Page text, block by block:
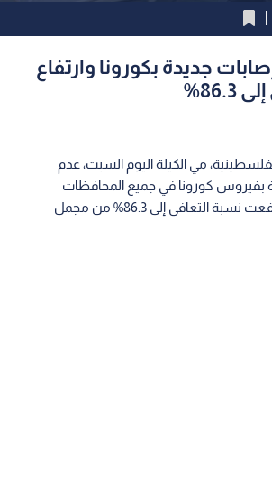
جديدة بكورونا وارتفاع
مي الكيلة اليوم السبت، عدم
بفيروس كورونا في جميع المحافظات
الفلسطينية، فيما ارتفعت نسبة التعافي إلى 86.3% من مجمل